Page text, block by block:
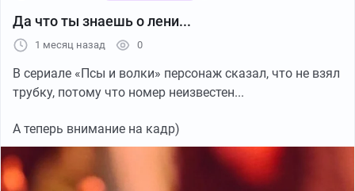
Да что ты знаешь о лени...
1 месяц назад 0
В сериале «Псы и волки» персонаж сказал, что не взял
трубку, потому что номер неизвестен...
А теперь внимание на кадр)